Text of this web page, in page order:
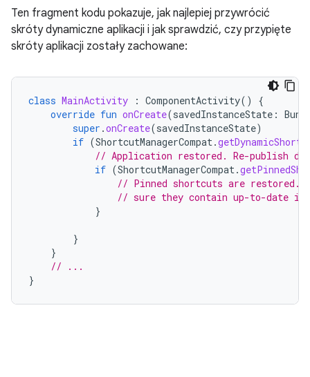
Ten fragment kodu pokazuje, jak najlepiej przywrócić
skróty dynamiczne aplikacji i jak sprawdzić, czy przypięte
skróty aplikacji zostały zachowane:
class MainActivity : ComponentActivity()
{
override fun onCreate(savedInstanceState :
super .onCreate(savedInstanceState)
if (ShortcutManagerCompat.
// Application restored. Re-publish
if (ShortcutManagerCompat.
// Pinned shortcuts are restored.
// sure they contain up-to-date
}
}
}
// ...
}